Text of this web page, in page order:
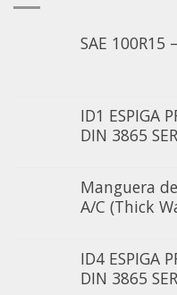
SAE 100R15
ID1 ESPIGA
DIN 3865
Manguera
A/C (Thick
ID4 ESPIGA
DIN 3865